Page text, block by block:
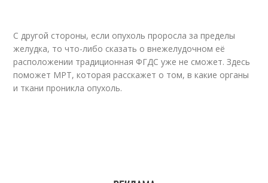
С другой стороны, если опухоль проросла за пределы
желудка, то что-либо сказать о внежелудочном её
расположении традиционная ФГДС уже не сможет. Здесь
поможет МРТ, которая расскажет о том, в какие органы
и ткани проникла опухоль.